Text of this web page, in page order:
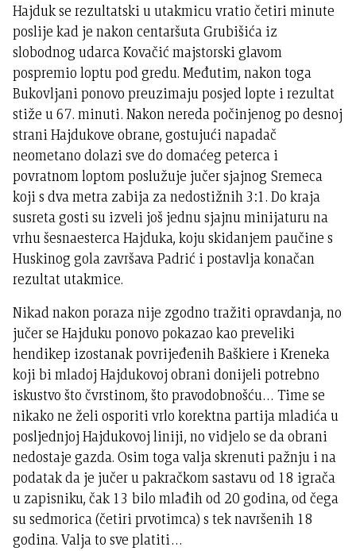
Hajduk se rezultatski u utakmicu vratio četiri minute
poslije kad je nakon centaršuta Grubišića iz
slobodnog udarca Kovačić majstorski glavom
pospremio loptu pod gredu. Međutim, nakon toga
Bukovljani ponovo preuzimaju posjed lopte i rezultat
stiže u 67. minuti. Nakon nereda počinjenog po desnoj
strani Hajdukove obrane, gostujući napadač
neometano dolazi sve do domaćeg peterca i
povratnom loptom poslužuje jučer sjajnog Sremeca
koji s dva metra zabija za nedostižnih 3:1. Do kraja
susreta gosti su izveli još jednu sjajnu minijaturu na
vrhu šesnaesterca Hajduka, koju skidanjem paučine s
Huskinog gola završava Padrić i postavlja konačan
rezultat utakmice.
Nikad nakon poraza nije zgodno tražiti opravdanja, no
jučer se Hajduku ponovo pokazao kao preveliki
hendikep izostanak povrijeđenih Baškiere i Kreneka
koji bi mladoj Hajdukovoj obrani donijeli potrebno
iskustvo što čvrstinom, što pravodobnošću… Time se
nikako ne želi osporiti vrlo korektna partija mladića u
posljednjoj Hajdukovoj liniji, no vidjelo se da obrani
nedostaje gazda. Osim toga valja skrenuti pažnju i na
podatak da je jučer u pakračkom sastavu od 18 igrača
u zapisniku, čak 13 bilo mlađih od 20 godina, od čega
su sedmorica (četiri prvotimca) s tek navršenih 18
godina. Valja to sve platiti…